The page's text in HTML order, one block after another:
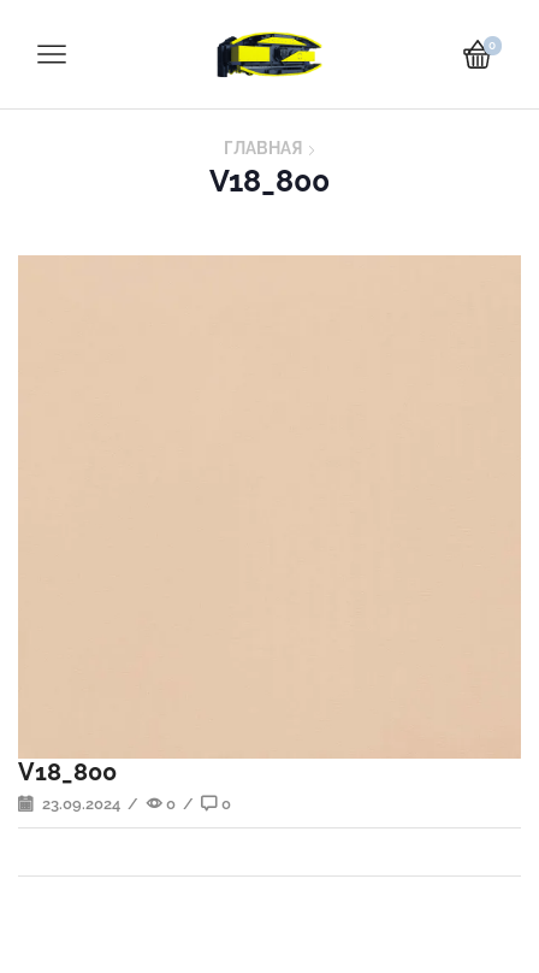
0
ГЛАВНАЯ
V18_800
V18_800
23.09.2024 / 0 / 0